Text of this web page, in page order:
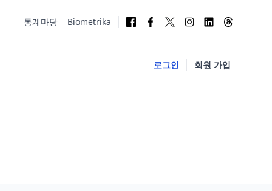
통계마당 Biometrika
로그인 회원 가입